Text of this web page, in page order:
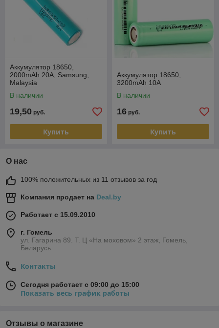
Аккумулятор 18650,
2000mAh 20A, Samsung,
Malaysia
В наличии
19,50 руб.
Купить
Аккумулятор 18650,
3200mAh 10A
В наличии
16 руб.
Купить
О нас
100% положительных из 11 отзывов за год
Компания продает на Deal.by
Работает с 15.09.2010
г. Гомель
ул. Гагарина 89. Т. Ц «На моховом» 2 этаж, Гомель,
Беларусь
Контакты
Сегодня работает с 09:00 до 15:00
Показать весь график работы
Отзывы о магазине